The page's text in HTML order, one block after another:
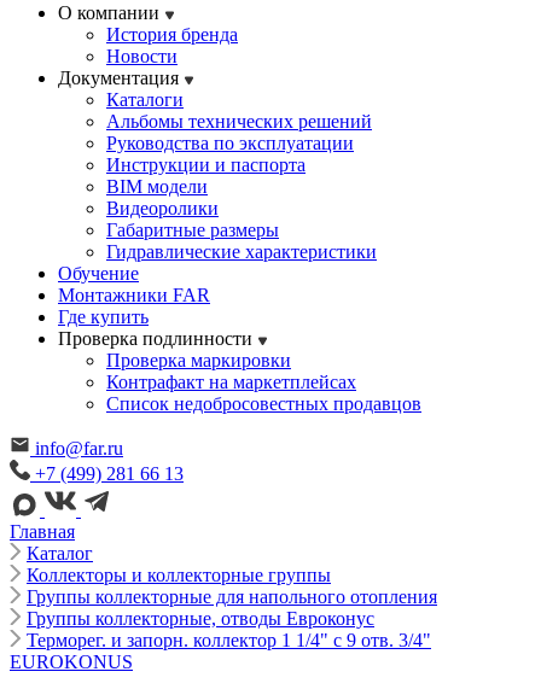
О компании
История бренда
Новости
Документация
Каталоги
Альбомы технических решений
Руководства по эксплуатации
Инструкции и паспорта
BIM модели
Видеоролики
Габаритные размеры
Гидравлические характеристики
Обучение
Монтажники FAR
Где купить
Проверка подлинности
Проверка маркировки
Контрафакт на маркетплейсах
Cписок недобросовестных продавцов
info@far.ru
+7 (499) 281 66 13
Главная
Каталог
Коллекторы и коллекторные группы
Группы коллекторные для напольного отопления
Группы коллекторные, отводы Евроконус
Терморег. и запорн. коллектор 1 1/4" с 9 отв. 3/4"
EUROKONUS